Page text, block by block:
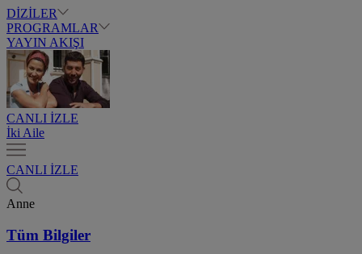
DİZİLER
PROGRAMLAR
YAYIN AKIŞI
CANLI İZLE
İki Aile
CANLI İZLE
Anne
Tüm Bilgiler